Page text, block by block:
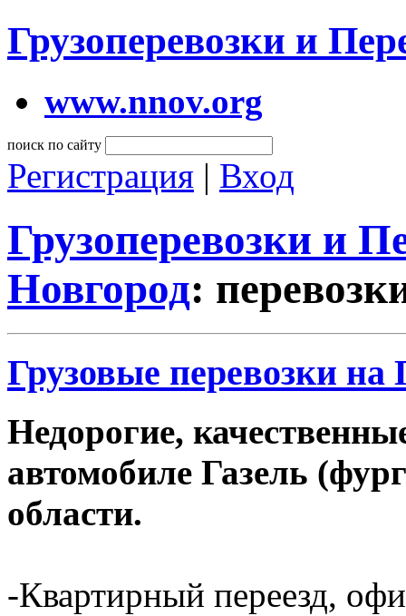
Грузоперевозки и
www.nnov.org
поиск по сайту
Регистрация | Вход
Грузоперевозки и
Новгород:
Грузовые перевозки
Недорогие,
автомобиле Газель
области.
-Квартирный переезд,